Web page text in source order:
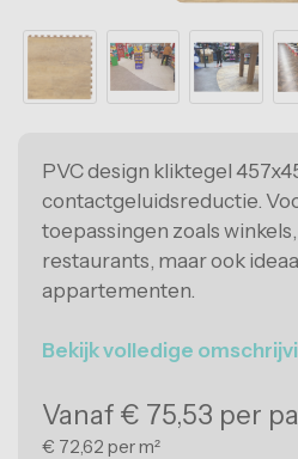
PVC design kliktegel
contactgeluidsreductie.
toepassingen zoals
restaurants, maar ook
appartementen.
Bekijk volledige
Vanaf € 75,53 per
€ 72,62 per m²
Fitnessvloeren
Beursstandvloeren
Evenementenvloeren
Stalvloeren
Onderwijsvloeren
antislip
HACCP tape